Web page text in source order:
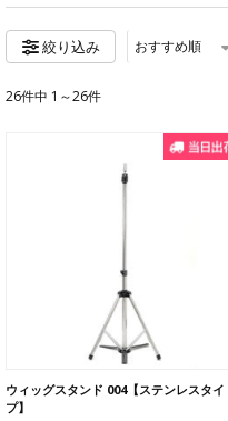
絞り込み おすすめ順
26件中 1～26件
ウィッグスタンド 004【ステンレスタイ
プ】